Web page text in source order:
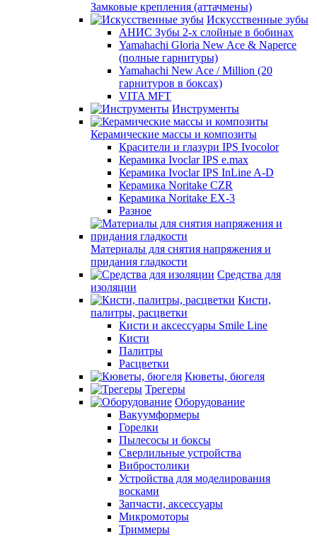
Замковые крепления (аттачмены)
Искусственные зубы
АНИС Зубы 2-х слойные в бобинах
Yamahachi Gloria New Ace & Naperce
(полные гарнитуры)
Yamahachi New Ace / Million (20
гарнитуров в боксах)
VITA MFT
Инструменты
Керамические массы и композиты
Красители и глазури IPS Ivocolor
Керамика Ivoclar IPS e.max
Керамика Ivoclar IPS InLine A-D
Керамика Noritake CZR
Керамика Noritake EX-3
Разное
Материалы для снятия напряжения и
придания гладкости
Средства для
изоляции
Кисти,
палитры, расцветки
Кисти и аксессуары Smile Line
Кисти
Палитры
Расцветки
Кюветы, бюгеля
Трегеры
Оборудование
Вакуумформеры
Горелки
Пылесосы и боксы
Сверлильные устройства
Вибростолики
Устройства для моделирования
восками
Запчасти, аксессуары
Микромоторы
Триммеры